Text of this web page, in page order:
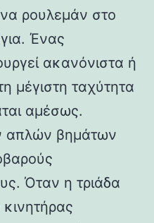
ρουλεμάν στο
Ένας
ακανόνιστα ή
μέγιστη ταχύτητα
αμέσως.
απλών βημάτων
Όταν η τριάδα